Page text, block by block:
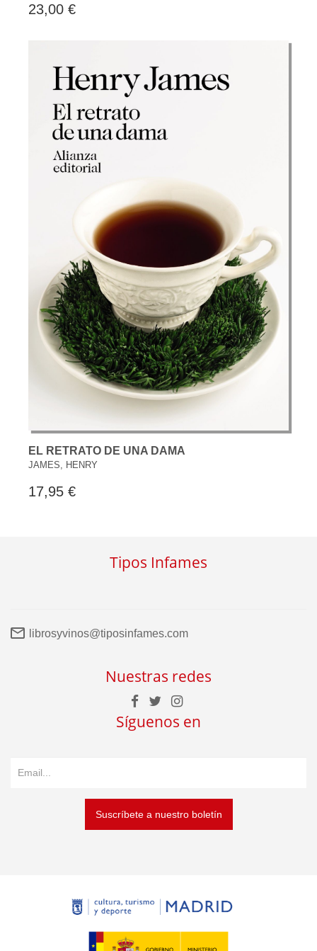
23,00 €
EL RETRATO DE UNA DAMA
JAMES, HENRY
17,95 €
Tipos Infames
librosyvinos@tiposinfames.com
Nuestras redes
Síguenos en
Suscríbete a nuestro boletín